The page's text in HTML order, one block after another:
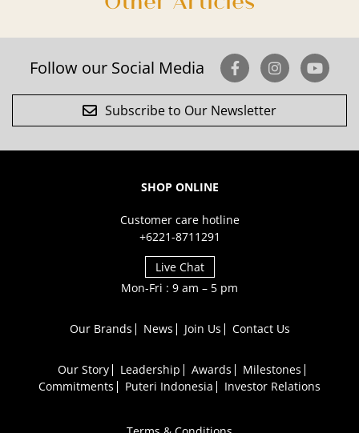
Follow our Social Media
Subscribe to Our Newsletter
SHOP ONLINE
Customer care hotline
+6221-8711291
Live Chat
Mon-Fri : 9 am – 5 pm
Our Brands News Join Us Contact Us
Our Story Leadership Awards
Milestones
Commitments
Puteri Indonesia Investor Relations